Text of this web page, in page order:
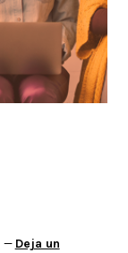
— Deja un